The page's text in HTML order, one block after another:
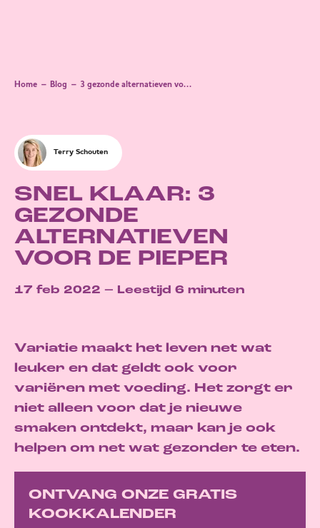
Home Blog 3 gezonde alternatieven voor de pieper
Terry Schouten
SNEL KLAAR: 3
GEZONDE
ALTERNATIEVEN
VOOR DE PIEPER
17 feb 2022 – Leestijd 6 minuten
Variatie maakt het leven net wat
leuker en dat geldt ook voor
variëren met voeding. Het zorgt er
niet alleen voor dat je nieuwe
smaken ontdekt, maar kan je ook
helpen om net wat gezonder te eten.
ONTVANG ONZE GRATIS
KOOKKALENDER